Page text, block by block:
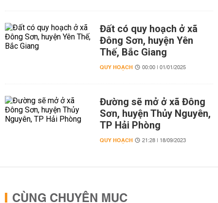
Đất có quy hoạch ở xã
Đông Sơn, huyện Yên
Thế, Bắc Giang
QUY HOẠCH 00:00 | 01/01/2025
Đường sẽ mở ở xã Đông
Sơn, huyện Thủy Nguyên,
TP Hải Phòng
QUY HOẠCH 21:28 | 18/09/2023
CÙNG CHUYÊN MỤC